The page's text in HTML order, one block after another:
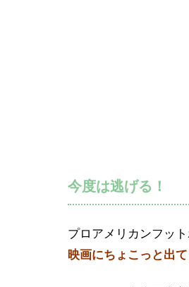
今度は逃げる！
プロアメリカンフッ
映画にちょこっと出